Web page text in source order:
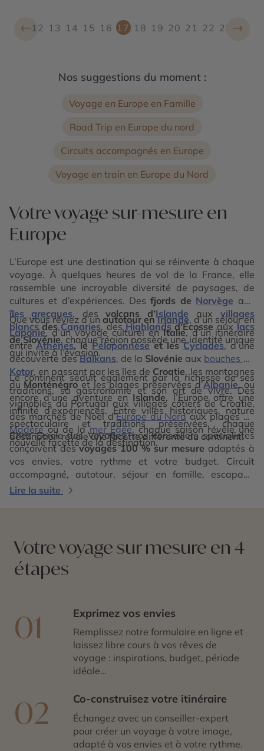
←12 13 14 15 16 17 18 19 20 21 22 23 →
Nos suggestions du moment :
Voyage en Europe en Famille
Road Trip en Europe du nord
Circuits accompagnés en Europe
Voyage en train en Europe du Nord
Votre voyage sur-mesure en
Europe
L’Europe est une destination qui se réinvente à chaque
voyage. À quelques heures de vol de la France, elle
rassemble une incroyable diversité de paysages, de
cultures et d’expériences. Des fjords de Norvège aux
îles grecques, des volcans d’Islande aux villages
blancsdesCanaries, desHighlandsd’Écosse auxlacs
de Slovénie, chaque région possède une identité unique
qui invite à l’évasion.
Que vous rêviez d’un autotour enIrlande, d’un séjour en
Laponie, d’un voyage culturel enItalie, d’un itinéraire
entreAthènes, lePéloponnèseet lesCyclades, d’une
découverte desBalkans, de la Slovénie aux bouches de
Kotor, en passant par les îles de Croatie, les montagnes
du Monténégroet les plages préservées d’Albanie, ou
encore d’une aventure en Islande, l’Europe offre une
infinité d’expériences. Entre villes historiques, nature
spectaculaire et traditions préservées, chaque
destination révèle une facette différente du continent.
Le continent séduit également par la richesse de ses
traditions, sa gastronomie et son art de vivre. Des
vignobles du Portugal aux villages côtiers de Croatie,
des marchés de Noël d’Europe du Nordaux plages de
Madèreou de lamer Égée, chaque saison révèle une
nouvelle facette de la destination.
Chez Cercle des Voyages, nos conseillers spécialistes
conçoivent desvoyages 100 % sur mesure adaptés à
vos envies, votre rythme et votre budget. Circuit
accompagné, autotour, séjour en famille, escapade
romantique ou voyage d’exception : nous imaginons
Lire la suite
Votre voyage sur mesure en 4
étapes
01 Exprimez vos envies
Remplissez notre formulaire en ligne et
laissez libre cours à vos rêves de
voyage : inspirations, budget, période
idéale…
02 Co-construisez votre itinéraire
Échangez avec un conseiller-expert
pour créer un voyage à votre image,
adapté à vos envies et à votre rythme.